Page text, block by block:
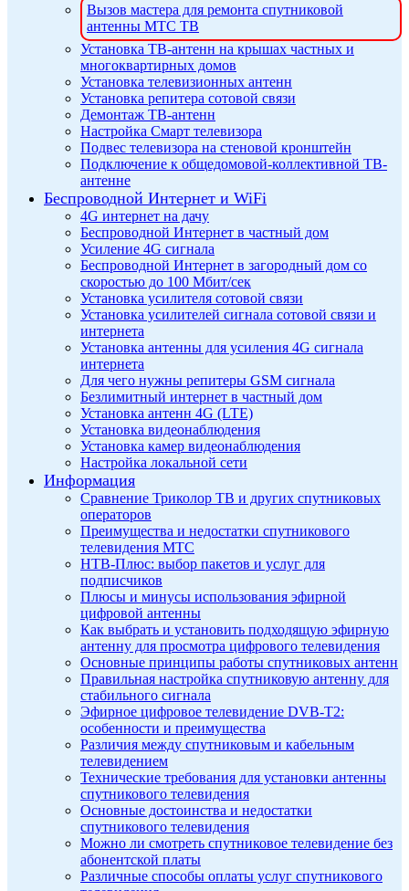
Вызов мастера для ремонта спутниковой
антенны МТС ТВ
Установка ТВ-антенн на крышах частных и
многоквартирных домов
Установка телевизионных антенн
Установка репитера сотовой связи
Демонтаж ТВ-антенн
Настройка Смарт телевизора
Подвес телевизора на стеновой кронштейн
Подключение к общедомовой-коллективной ТВ-
антенне
Беспроводной Интернет и WiFi
4G интернет на дачу
Беспроводной Интернет в частный дом
Усиление 4G сигнала
Беспроводной Интернет в загородный дом со
скоростью до 100 Мбит/сек
Установка усилителя сотовой связи
Установка усилителей сигнала сотовой связи и
интернета
Установка антенны для усиления 4G сигнала
интернета
Для чего нужны репитеры GSM сигнала
Безлимитный интернет в частный дом
Установка антенн 4G (LTE)
Установка видеонаблюдения
Установка камер видеонаблюдения
Настройка локальной сети
Информация
Сравнение Триколор ТВ и других спутниковых
операторов
Преимущества и недостатки спутникового
телевидения МТС
НТВ-Плюс: выбор пакетов и услуг для
подписчиков
Плюсы и минусы использования эфирной
цифровой антенны
Как выбрать и установить подходящую эфирную
антенну для просмотра цифрового телевидения
Основные принципы работы спутниковых антенн
Правильная настройка спутниковую антенну для
стабильного сигнала
Эфирное цифровое телевидение DVB-T2:
особенности и преимущества
Различия между спутниковым и кабельным
телевидением
Технические требования для установки антенны
спутникового телевидения
Основные достоинства и недостатки
спутникового телевидения
Можно ли смотреть спутниковое телевидение без
абонентской платы
Различные способы оплаты услуг спутникового